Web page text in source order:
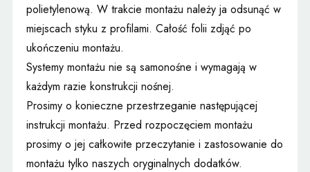
polietylenową. W trakcie montażu należy ja odsunąć w
miejscach styku z profilami. Całość folii zdjąć po
ukończeniu montażu.
Systemy montażu nie są samonośne i wymagają w
każdym razie konstrukcji nośnej.
Prosimy o konieczne przestrzeganie następującej
instrukcji montażu. Przed rozpoczęciem montażu
prosimy o jej całkowite przeczytanie i zastosowanie do
montażu tylko naszych oryginalnych dodatków.